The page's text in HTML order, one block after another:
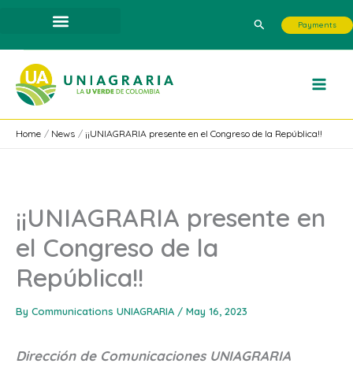
content
Search Payments
Home News ¡¡UNIAGRARIA presente en el Congreso de la República!!
¡¡UNIAGRARIA presente en
el Congreso de la
República!!
By Communications UNIAGRARIA / May 16, 2023
Dirección de Comunicaciones UNIAGRARIA